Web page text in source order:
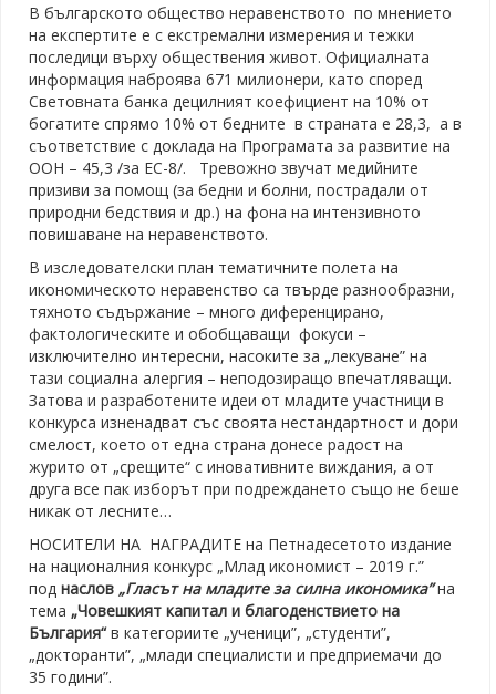
В българското общество неравенството по мнението
на експертите е с екстремални измерения и тежки
последици върху обществения живот. Официалната
информация наброява 671 милионери, като според
Световната банка децилният коефициент на 10% от
богатите спрямо 10% от бедните в страната е 28,3, а в
съответствие с доклада на Програмата за развитие на
ООН – 45,3 /за ЕС-8/. Тревожно звучат медийните
призиви за помощ (за бедни и болни, пострадали от
природни бедствия и др.) на фона на интензивното
повишаване на неравенството.
В изследователски план тематичните полета на
икономическото неравенство са твърде разнообразни,
тяхното съдържание – много диференцирано,
фактологическите и обобщаващи фокуси –
изключително интересни, насоките за „лекуване” на
тази социална алергия – неподозиращо впечатляващи.
Затова и разработените идеи от младите участници в
конкурса изненадват със своята нестандартност и дори
смелост, което от една страна донесе радост на
журито от „срещите“ с иновативните виждания, а от
друга все пак изборът при подреждането също не беше
никак от лесните…
НОСИТЕЛИ НА НАГРАДИТЕ на Петнадесетото издание
на националния конкурс „Млад икономист – 2019 г.”
под наслов „Гласът на младите за силна икономика” на
тема „Човешкият капитал и благоденствието на
България“в категориите „ученици”, „студенти”,
„докторанти”, „млади специалисти и предприемачи до
35 години”.